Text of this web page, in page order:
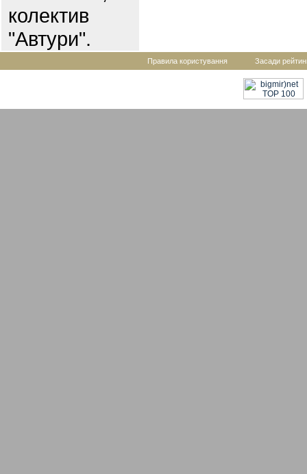
колектив
"Автури".
Правила користування Засади